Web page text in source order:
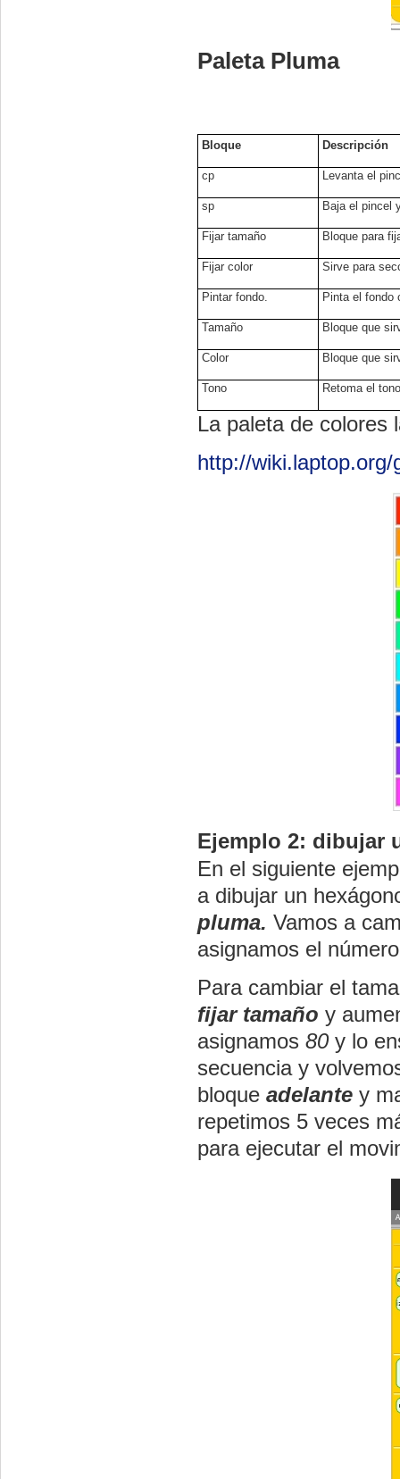
Paleta Pluma
Bloque Descripción
cp Levanta el
sp Baja el pincel
Fijar tamaño Bloque para
Fijar color Sirve para
Pintar fondo. Pinta el fondo
Tamaño Bloque que
Color Bloque que
Tono Retoma el
La paleta de colores
http://
Ejemplo 2: dibujar
En el siguiente
a dibujar un
pluma. Vamos a
asignamos el
Para cambiar el
fijar tamaño y
asignamos 80y lo
secuencia y
bloque adelante y
repetimos 5 veces
para ejecutar el